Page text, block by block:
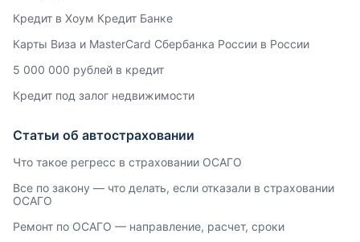
Кредит в Хоум Кредит Банке
Карты Виза и MasterCard Сбербанка России в России
5 000 000 рублей в кредит
Кредит под залог недвижимости
Статьи об автостраховании
Что такое регресс в страховании ОСАГО
Все по закону — что делать, если отказали в страховании
ОСАГО
Ремонт по ОСАГО — направление, расчет, сроки